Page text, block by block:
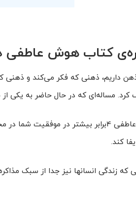
کتاب هوش عاطفی
داریم، ذهنی که فکر می‌کند و
مساله‌ای که در حال حاضر به یکی
هوش عاطفی 4برابر بیشتر در
کند.
که زندگی انسانها نیز جدا از سبک